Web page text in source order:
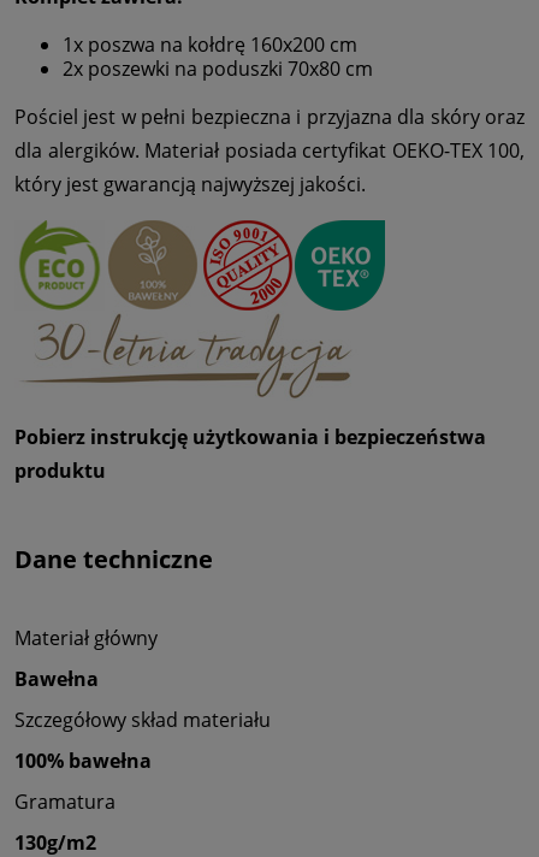
1x poszwa na kołdrę 160x200 cm
2x poszewki na poduszki 70x80 cm
Pościel jest w pełni bezpieczna i przyjazna dla skóry oraz
dla alergików. Materiał posiada certyfikat OEKO-TEX 100,
który jest gwarancją najwyższej jakości.
Pobierz instrukcję użytkowania i bezpieczeństwa
produktu
Dane techniczne
Materiał główny
Bawełna
Szczegółowy skład materiału
100% bawełna
Gramatura
130g/m2